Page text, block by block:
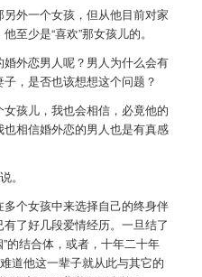
外一个女孩，但从他目前对家
至少是“喜欢”那女孩儿的。
外恋男人呢？男人为什么会有
，是否也该想想这个问题？
孩儿，我也会相信，必竟他的
相信婚外恋的男人也是有真感
。
个女孩中来选择自己的终身伴
了好几段爱情经历。一旦结了
的结合体，或者，十年二十年
道他这一辈子就从此与其它的